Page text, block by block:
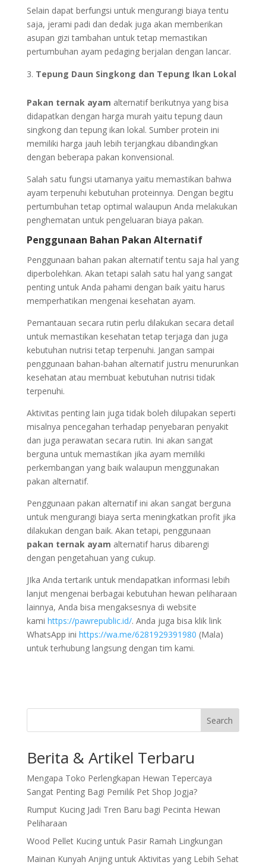
Selain dapat berfungsi untuk mengurangi biaya tentu
saja, jerami padi dan dedak juga akan memberikan
asupan gizi tambahan untuk tetap memastikan
pertumbuhan ayam pedaging berjalan dengan lancar.
Tepung Daun Singkong dan Tepung Ikan Lokal
Pakan ternak ayam alternatif berikutnya yang bisa
didapatkan dengan harga murah yaitu tepung daun
singkong dan tepung ikan lokal. Sumber protein ini
memiliki harga jauh lebih terjangkau dibandingkan
dengan beberapa pakan konvensional.
Salah satu fungsi utamanya yaitu memastikan bahwa
ayam terpenuhi kebutuhan proteinnya. Dengan begitu
pertumbuhan tetap optimal walaupun Anda melakukan
penghematan untuk pengeluaran biaya pakan.
Penggunaan Bahan Pakan Alternatif
Penggunaan bahan pakan alternatif tentu saja hal yang
diperbolehkan. Akan tetapi salah satu hal yang sangat
penting untuk Anda pahami dengan baik yaitu harus
memperhatikan mengenai kesehatan ayam.
Pemantauan secara rutin perlu dilakukan secara detail
untuk memastikan kesehatan tetap terjaga dan juga
kebutuhan nutrisi tetap terpenuhi. Jangan sampai
penggunaan bahan-bahan alternatif justru menurunkan
kesehatan atau membuat kebutuhan nutrisi tidak
terpenuhi.
Aktivitas penting lain juga tidak boleh dilupakan seperti
misalnya pencegahan terhadap penyebaran penyakit
dan juga perawatan secara rutin. Ini akan sangat
berguna untuk memastikan jika ayam memiliki
perkembangan yang baik walaupun menggunakan
pakan alternatif.
Penggunaan pakan alternatif ini akan sangat berguna
untuk mengurangi biaya serta meningkatkan profit jika
dilakukan dengan baik. Akan tetapi, penggunaan
pakan ternak ayam alternatif harus dibarengi
dengan pengetahuan yang cukup.
JIka Anda tertarik untuk mendapatkan informasi lebih
lanjut mengenai berbagai kebutuhan hewan peliharaan
lainnya, Anda bisa mengaksesnya di website
kami https://pawrepublic.id/. Anda juga bisa klik link
WhatsApp ini https://wa.me/6281929391980 (Mala)
untuk terhubung langsung dengan tim kami.
Search
Berita & Artikel Terbaru
Mengapa Toko Perlengkapan Hewan Tepercaya
Sangat Penting Bagi Pemilik Pet Shop Jogja?
Rumput Kucing Jadi Tren Baru bagi Pecinta Hewan
Peliharaan
Wood Pellet Kucing untuk Pasir Ramah Lingkungan
Mainan Kunyah Anjing untuk Aktivitas yang Lebih Sehat